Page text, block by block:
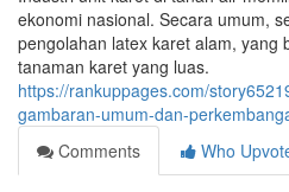
ekonomi nasional. Secara umum,
pengolahan latex karet alam, yang
tanaman karet yang luas.
https://rankuppages.com/
gambaran-umum-dan-
Comments
Who